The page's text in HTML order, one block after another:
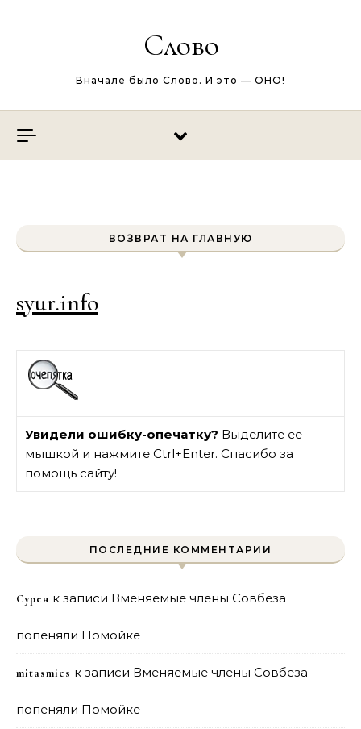
Слово
Вначале было Слово. И это — ОНО!
ВОЗВРАТ НА ГЛАВНУЮ
syur.info
Увидели ошибку-опечатку? Выделите ее
мышкой и нажмите Ctrl+Enter. Спасибо за
помощь сайту!
ПОСЛЕДНИЕ КОММЕНТАРИИ
Сурен к записи Вменяемые члены Совбеза
попеняли Помойке
mitasmies к записи Вменяемые члены Совбеза
попеняли Помойке